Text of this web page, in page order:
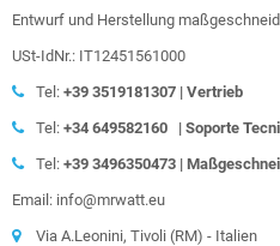
Entwurf und Herstellung
USt-IdNr.: IT12451561000
Tel: +39 3519181307 | Vertrieb
Tel: +34 649582160 | Soporte
Tel: +39 3496350473 |
Email: info@mrwatt.eu
Via A.Leonini, Tivoli (RM) - Italien